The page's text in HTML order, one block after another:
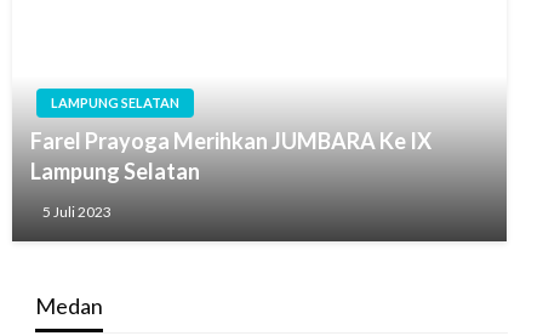
LAMPUNG SELATAN
Farel Prayoga Merihkan JUMBARA Ke IX
Lampung Selatan
5 Juli 2023
Medan